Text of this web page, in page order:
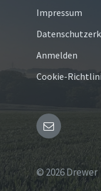
Impressum
Anmelden
Cookie-
Email
© 2026 Drewer